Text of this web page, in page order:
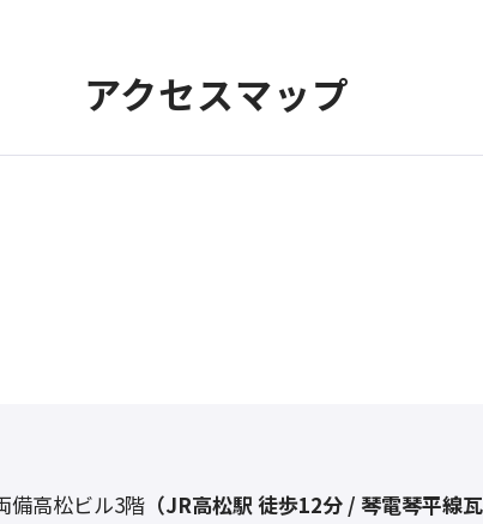
アクセスマップ
備高松ビル3階 （JR高松駅 徒歩12分 / 琴電琴平線